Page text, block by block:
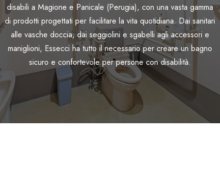
disabili a Magione e Panicale (Perugia), con una vasta gamma
di prodotti progettati per facilitare la vita quotidiana. Dai sanitari
alle vasche doccia, dai seggiolini e sgabelli agli accessori e
maniglioni, Essecci ha tutto il necessario per creare un bagno
sicuro e confortevole per persone con disabilità.